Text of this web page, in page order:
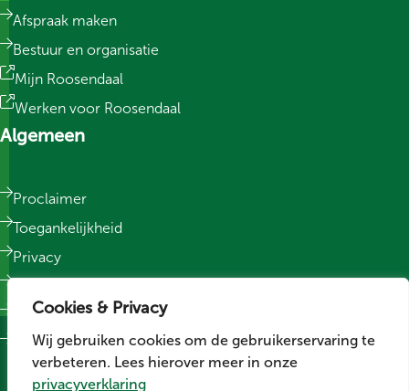
Cookies & Privacy
Wij gebruiken cookies om de gebruikerservaring te
verbeteren. Lees hierover meer in onze
privacyverklaring
Afspraak maken
Bestuur en organisatie
Mijn Roosendaal
Werken voor Roosendaal
Algemeen
Proclaimer
Toegankelijkheid
Privacy
Sitemap
Cookievoorkeuren wijzigen
Social media